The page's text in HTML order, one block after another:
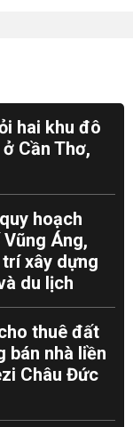
hai khu đô
Cần Thơ,
hoạch
Áng,
xây dựng
du lịch
thuê đất
bán nhà liền
Châu Đức